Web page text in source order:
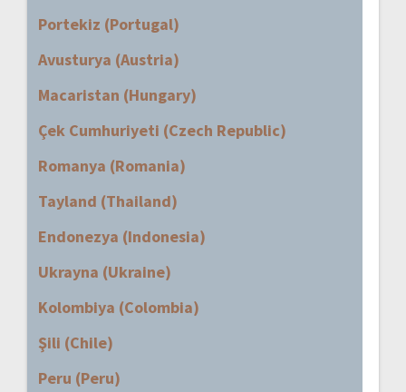
Portekiz (Portugal)
Avusturya (Austria)
Macaristan (Hungary)
Çek Cumhuriyeti (Czech Republic)
Romanya (Romania)
Tayland (Thailand)
Endonezya (Indonesia)
Ukrayna (Ukraine)
Kolombiya (Colombia)
Şili (Chile)
Peru (Peru)